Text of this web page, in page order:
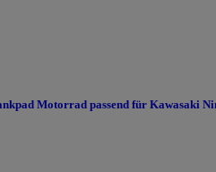
Motorrad passend für Kawasaki